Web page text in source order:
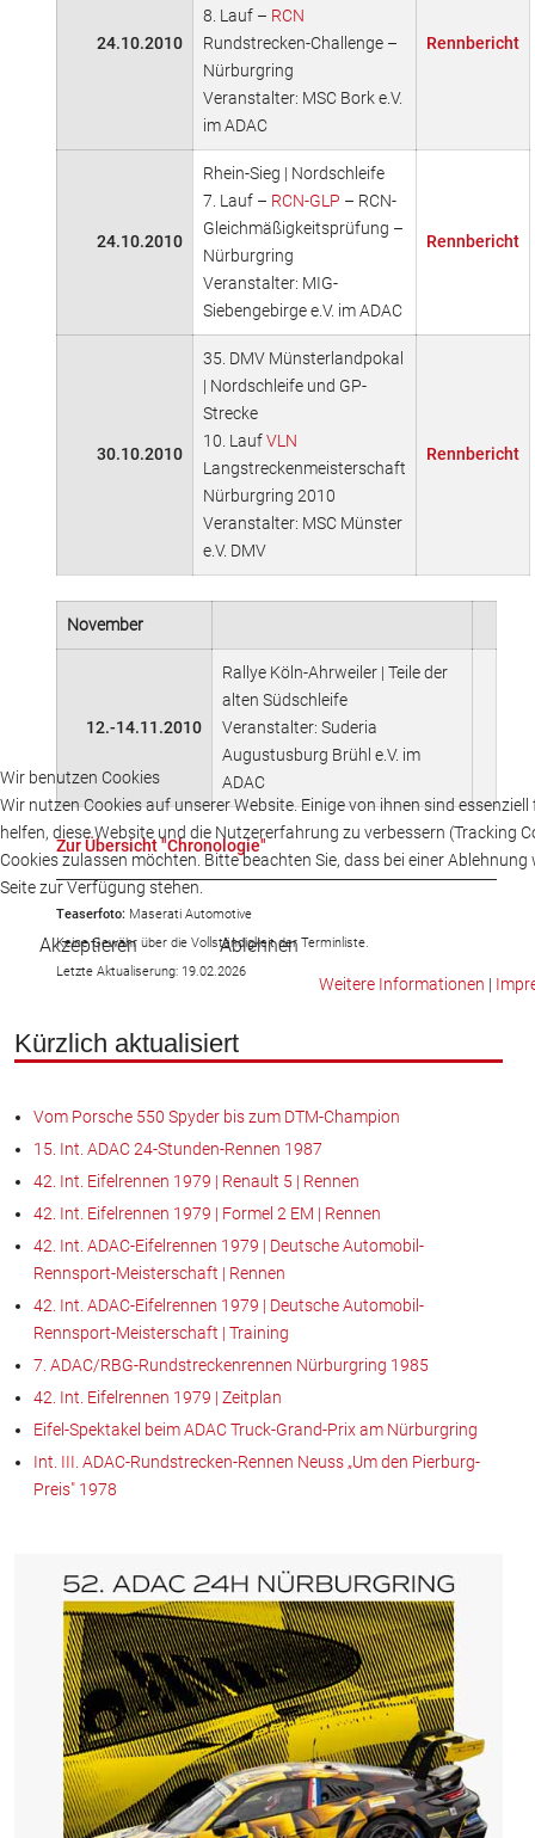
24.10.2010
8. Lauf – RCN
Rundstrecken-Challenge –
Nürburgring
Veranstalter: MSC Bork e.V.
im ADAC
Rennbericht
24.10.2010
Rhein-Sieg | Nordschleife
7. Lauf – RCN-GLP – RCN-
Gleichmäßigkeitsprüfung –
Nürburgring
Veranstalter: MIG-
Siebengebirge e.V. im ADAC
Rennbericht
30.10.2010
35. DMV Münsterlandpokal
| Nordschleife und GP-
Strecke
10. LaufVLN
Langstreckenmeisterschaft
Nürburgring 2010
Veranstalter: MSC Münster
e.V. DMV
Rennbericht
November
12.-14.11.2010
Rallye Köln-Ahrweiler | Teile der
alten Südschleife
Veranstalter: Suderia
Augustusburg Brühl e.V. im
ADAC
Zur Übersicht "Chronologie"
Teaserfoto: Maserati Automotive
Keine Gewähr über die Vollständigkeit der Terminliste.
Letzte Aktualiserung: 19.02.2026
Kürzlich aktualisiert
Vom Porsche 550 Spyder bis zum DTM-Champion
15. Int. ADAC 24-Stunden-Rennen 1987
42. Int. Eifelrennen 1979 | Renault 5 | Rennen
42. Int. Eifelrennen 1979 | Formel 2 EM | Rennen
42. Int. ADAC-Eifelrennen 1979 | Deutsche Automobil-
Rennsport-Meisterschaft | Rennen
42. Int. ADAC-Eifelrennen 1979 | Deutsche Automobil-
Rennsport-Meisterschaft | Training
7. ADAC/RBG-Rundstreckenrennen Nürburgring 1985
42. Int. Eifelrennen 1979 | Zeitplan
Eifel-Spektakel beim ADAC Truck-Grand-Prix am Nürburgring
Int. III. ADAC-Rundstrecken-Rennen Neuss „Um den Pierburg-
Preis" 1978
Wir benutzen Cookies
Wir nutzen Cookies auf unserer Website. Einige von ihnen sind
helfen, diese Website und die Nutzererfahrung zu verbessern (Tracking
Cookies zulassen möchten. Bitte beachten Sie, dass bei einer
Seite zur Verfügung stehen.
Akzeptieren Ablehnen
Weitere Informationen |